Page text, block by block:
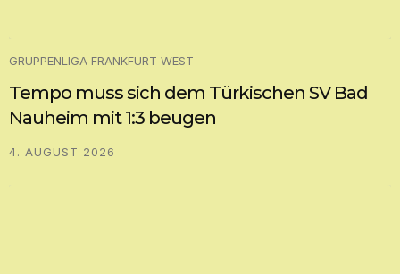
GRUPPENLIGA FRANKFURT WEST
Tempo muss sich dem Türkischen SV Bad
Nauheim mit 1:3 beugen
4. AUGUST 2026